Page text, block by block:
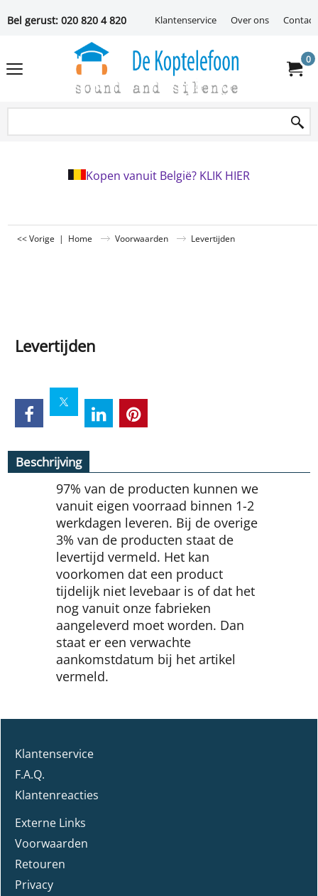
Bel gerust: 020 820 4 820 Klantenservice Over ons
0
Kopen vanuit België? KLIK HIER
<< Vorige | Home Voorwaarden Levertijden
Levertijden
Beschrijving
97% van de producten kunnen we
vanuit eigen voorraad binnen 1-2
werkdagen leveren. Bij de overige
3% van de producten staat de
levertijd vermeld. Het kan
voorkomen dat een product
tijdelijk niet levebaar is of dat het
nog vanuit onze fabrieken
aangeleverd moet worden. Dan
staat er een verwachte
aankomstdatum bij het artikel
vermeld.
Klantenservice
F.A.Q.
Klantenreacties
Externe Links
Voorwaarden
Retouren
Privacy